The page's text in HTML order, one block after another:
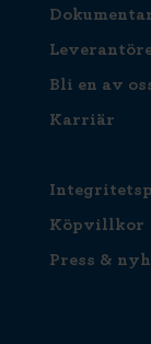
Bli en av
Karriär
Köpvillkor
Press &